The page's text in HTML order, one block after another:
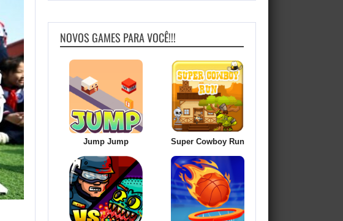
NOVOS GAMES PARA VOCÊ!!!
Jump Jump Super Cowboy Run